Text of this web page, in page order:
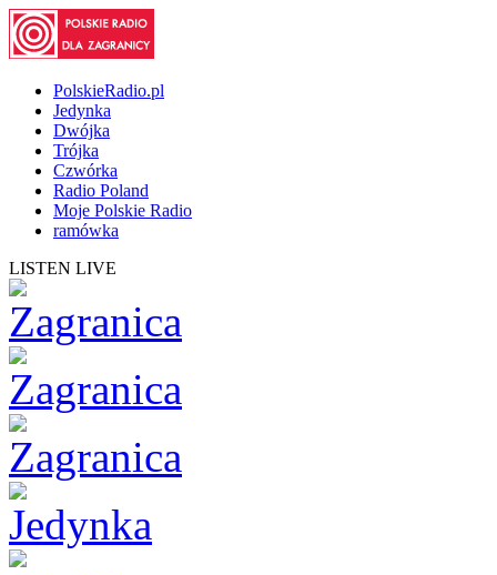
PolskieRadio.pl
Jedynka
Dwójka
Trójka
Czwórka
Radio Poland
Moje Polskie Radio
ramówka
LISTEN LIVE